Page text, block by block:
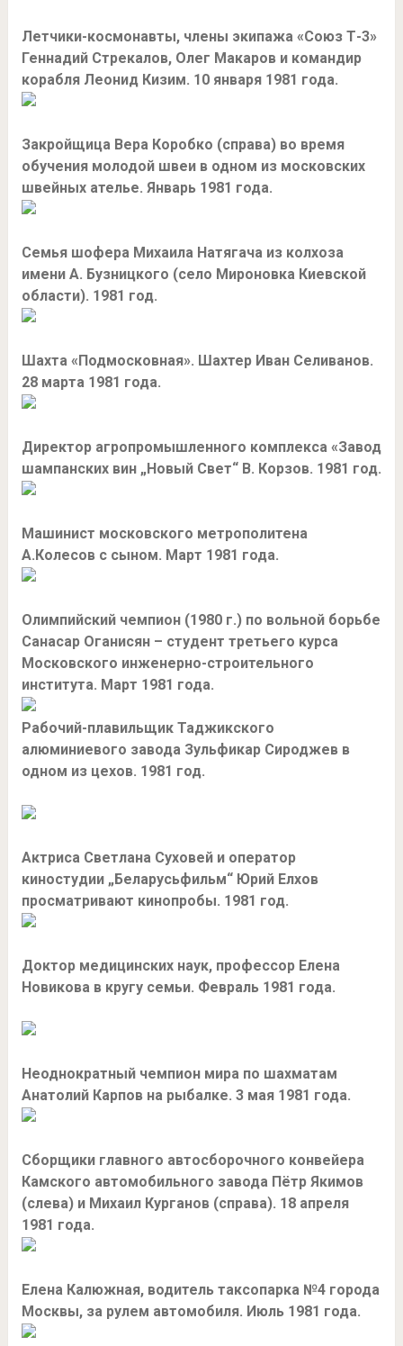
Летчики-космонавты, члены экипажа «Союз Т-3»
Геннадий Стрекалов, Олег Макаров и командир
корабля Леонид Кизим. 10 января 1981 года.
Закройщица Вера Коробко (справа) во время
обучения молодой швеи в одном из московских
швейных ателье. Январь 1981 года.
Семья шофера Михаила Натягача из колхоза
имени А. Бузницкого (село Мироновка Киевской
области). 1981 год.
Шахта «Подмосковная». Шахтер Иван Селиванов.
28 марта 1981 года.
Директор агропромышленного комплекса «Завод
шампанских вин „Новый Свет“ В. Корзов. 1981 год.
Машинист московского метрополитена
А.Колесов с сыном. Март 1981 года.
Олимпийский чемпион (1980 г.) по вольной борьбе
Санасар Оганисян – студент третьего курса
Московского инженерно-строительного
института. Март 1981 года.
Рабочий-плавильщик Таджикского
алюминиевого завода Зульфикар Сироджев в
одном из цехов. 1981 год.
Актриса Светлана Суховей и оператор
киностудии „Беларусьфильм“ Юрий Елхов
просматривают кинопробы. 1981 год.
Доктор медицинских наук, профессор Елена
Новикова в кругу семьи. Февраль 1981 года.
Неоднократный чемпион мира по шахматам
Анатолий Карпов на рыбалке. 3 мая 1981 года.
Сборщики главного автосборочного конвейера
Камского автомобильного завода Пётр Якимов
(слева) и Михаил Курганов (справа). 18 апреля
1981 года.
Елена Калюжная, водитель таксопарка №4 города
Москвы, за рулем автомобиля. Июль 1981 года.